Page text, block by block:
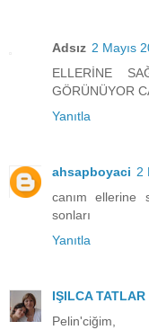
Adsız 2 Mayıs
ELLERİNE
GÖRÜNÜYOR
Yanıtla
ahsapboyaci 2
canım ellerine
sonları
Yanıtla
IŞILCA TATLAR
Pelin'ciğim,